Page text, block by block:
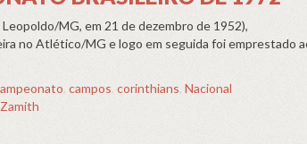
MG, em 21 de dezembro de 1952),
no Atlético/MG e logo em seguida foi emprestado
campos, corinthians, Nacional